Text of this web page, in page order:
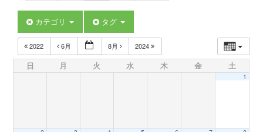
o
カテゴリ タグ
2022 6月 8月 2024
日 月 火 水 木 金 土
1